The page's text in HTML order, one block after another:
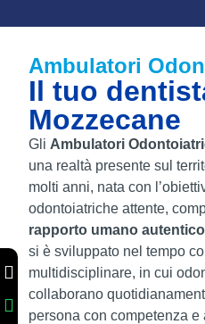
Ambulatori
Il tuo
Mozzecane
Gli Ambulatori
una realtà presente sul
molti anni, nata con
odontoiatriche attente,
rapporto umano autentico
si è sviluppato nel tempo
multidisciplinare, in cui
collaborano
persona con competenza e